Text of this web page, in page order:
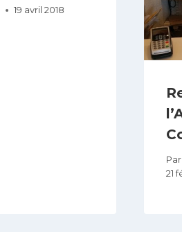
19 avril 2018
Par
21